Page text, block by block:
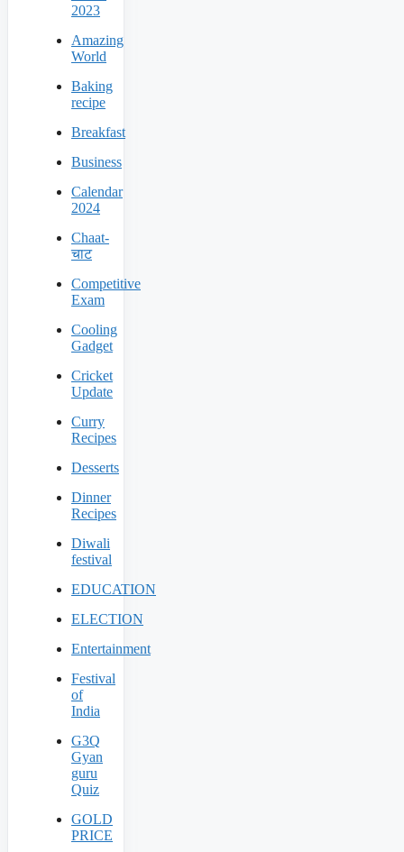
2023
Amazing
World
Baking
recipe
Breakfast
Business
Calendar
2024
Chaat-
चाट
Competitive
Exam
Cooling
Gadget
Cricket
Update
Curry
Recipes
Desserts
Dinner
Recipes
Diwali
festival
EDUCATION
ELECTION
Entertainment
Festival
of
India
G3Q
Gyan
guru
Quiz
GOLD
PRICE